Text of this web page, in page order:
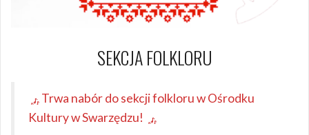
SEKCJA FOLKLORU
Trwa nabór do sekcji folkloru w Ośrodku
Kultury w Swarzędzu!